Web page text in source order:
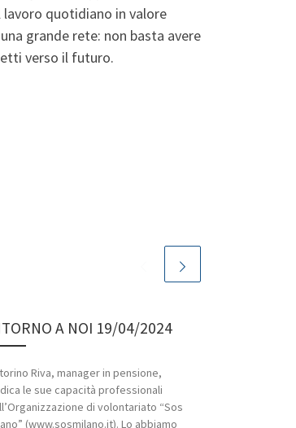
quotidiano in valore
grande rete: non basta avere
verso il futuro.
A NOI 19/04/2024
Riva, manager in pensione,
le sue capacità professionali
di volontariato “Sos
(www.sosmilano.it). Lo abbiamo